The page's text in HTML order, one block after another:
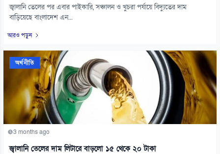
জ্বালানি তেলের পর এবার পাইকারি, সঞ্চালন ও খুচরা পর্যায়ে বিদ্যুতের দাম
বাড়িয়েছে বাংলাদেশ এন...
আরও পড়ুন
অর্থনীতি
3 months ago
জ্বালানি তেলের দাম লিটারে বাড়লো ১৫ থেকে ২০ টাকা